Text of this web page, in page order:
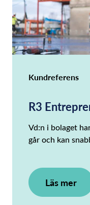
Kundreferens
R3
Vd:n i bolaget
går och kan
Läs mer